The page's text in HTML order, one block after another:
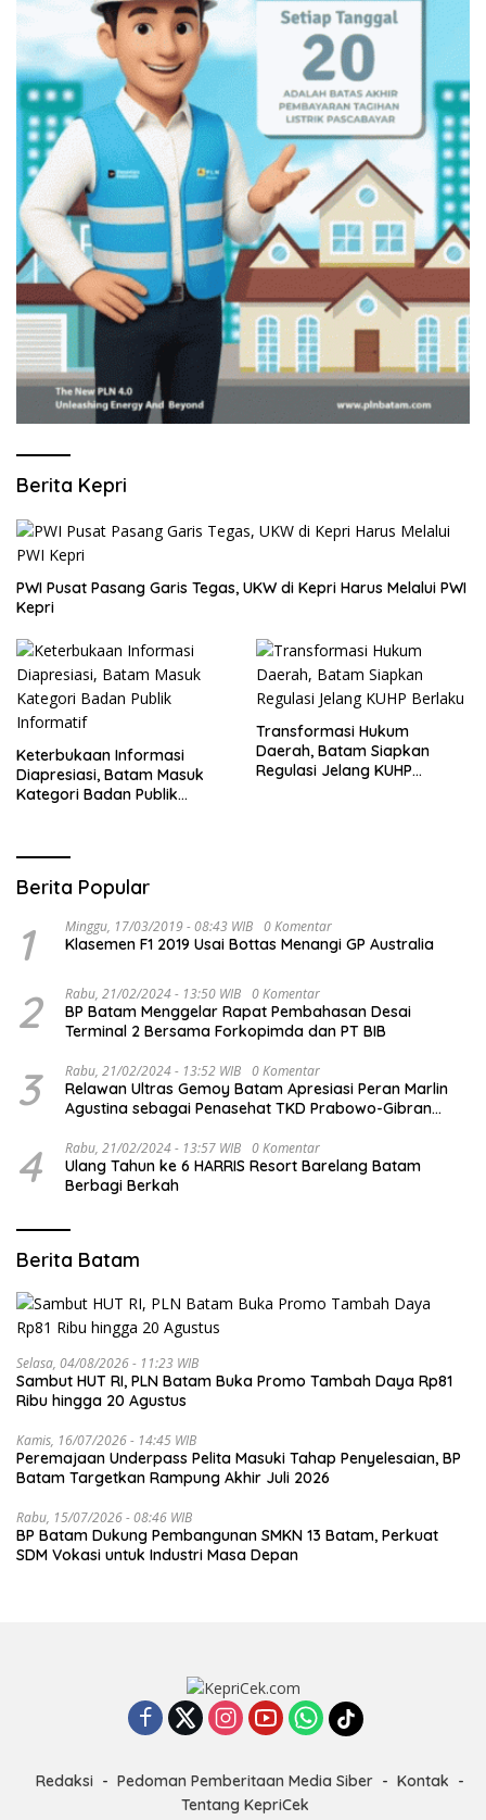
Berita Kepri
PWI Pusat Pasang Garis Tegas, UKW di Kepri Harus Melalui PWI
Kepri
Keterbukaan Informasi
Diapresiasi, Batam Masuk
Kategori Badan Publik
Transformasi Hukum
Daerah, Batam Siapkan
Regulasi Jelang KUHP
Berita Popular
1 Minggu, 17/03/2019 - 08:43 WIB 0 Komentar
Klasemen F1 2019 Usai Bottas Menangi GP Australia
2 Rabu, 21/02/2024 - 13:50 WIB 0 Komentar
BP Batam Menggelar Rapat Pembahasan Desai
Terminal 2 Bersama Forkopimda dan PT BIB
3 Rabu, 21/02/2024 - 13:52 WIB 0 Komentar
Relawan Ultras Gemoy Batam Apresiasi Peran Marlin
Agustina sebagai Penasehat TKD Prabowo-Gibran
4 Rabu, 21/02/2024 - 13:57 WIB 0 Komentar
Ulang Tahun ke 6 HARRIS Resort Barelang Batam
Berbagi Berkah
Berita Batam
Selasa, 04/08/2026 - 11:23 WIB
Sambut HUT RI, PLN Batam Buka Promo Tambah Daya Rp81
Ribu hingga 20 Agustus
Kamis, 16/07/2026 - 14:45 WIB
Peremajaan Underpass Pelita Masuki Tahap Penyelesaian, BP
Batam Targetkan Rampung Akhir Juli 2026
Rabu, 15/07/2026 - 08:46 WIB
BP Batam Dukung Pembangunan SMKN 13 Batam, Perkuat
SDM Vokasi untuk Industri Masa Depan
Redaksi Pedoman Pemberitaan Media Siber
Kontak
Tentang KepriCek